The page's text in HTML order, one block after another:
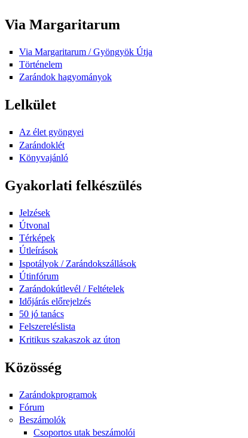
Via Margaritarum
Via Margaritarum / Gyöngyök Útja
Történelem
Zarándok hagyományok
Lelkület
Az élet gyöngyei
Zarándoklét
Könyvajánló
Gyakorlati felkészülés
Jelzések
Útvonal
Térképek
Útleírások
Ispotályok / Zarándokszállások
Útinfórum
Zarándokútlevél / Feltételek
Időjárás előrejelzés
50 jó tanács
Felszereléslista
Kritikus szakaszok az úton
Közösség
Zarándokprogramok
Fórum
Beszámolók
Csoportos utak beszámolói